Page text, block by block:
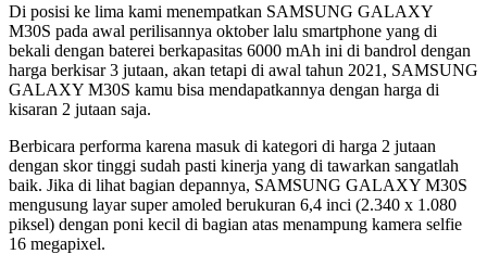
Di posisi ke lima kami menempatkan SAMSUNG GALAXY
M30S pada awal perilisannya oktober lalu smartphone yang di
bekali dengan baterei berkapasitas 6000 mAh ini di bandrol dengan
harga berkisar 3 jutaan, akan tetapi di awal tahun 2021, SAMSUNG
GALAXY M30S kamu bisa mendapatkannya dengan harga di
kisaran 2 jutaan saja.
Berbicara performa karena masuk di kategori di harga 2 jutaan
dengan skor tinggi sudah pasti kinerja yang di tawarkan sangatlah
baik. Jika di lihat bagian depannya, SAMSUNG GALAXY M30S
mengusung layar super amoled berukuran 6,4 inci (2.340 x 1.080
piksel) dengan poni kecil di bagian atas menampung kamera selfie
16 megapixel.